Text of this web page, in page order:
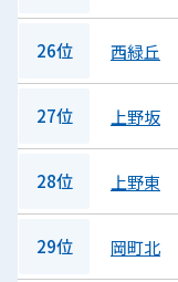
26位 西緑丘
27位 上野坂
28位 上野東
29位 岡町北